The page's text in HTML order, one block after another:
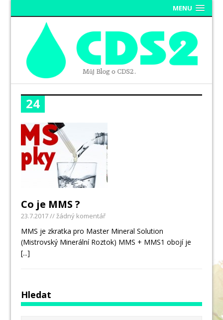
MENU
24
Co je MMS ?
23.7.2017// žádný komentář
MMS je zkratka pro Master Mineral Solution
(Mistrovský Minerální Roztok) MMS + MMS1 obojí je
[...]
Hledat